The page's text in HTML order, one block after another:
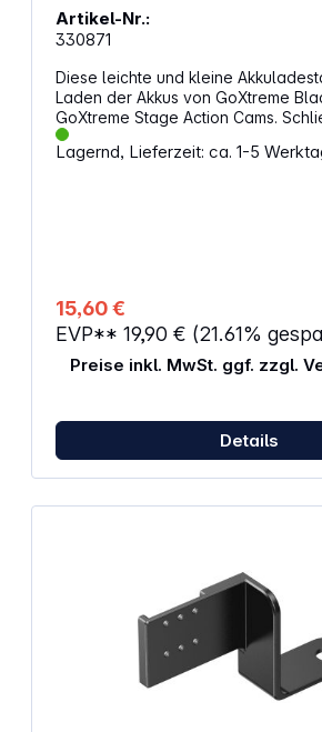
Artikel-Nr.:
330871
Diese leichte und kleine
Laden der Akkus von GoXtreme
GoXtreme Stage Action Cams.
einfach Ihr vorhandenes Micro-
und schon beginnt der
Lagernd, Lieferzeit: ca. 1-5
15,60 €
EVP** 19,90 € (21.61%
Preise inkl. MwSt. ggf. zzgl.
Details